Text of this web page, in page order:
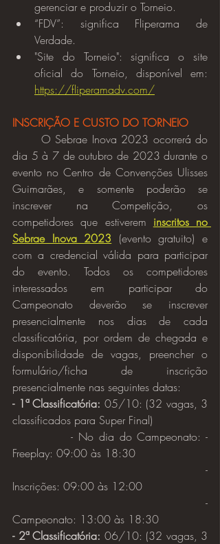
gerenciar e produzir o Torneio.
“FDV”: significa Fliperama de
Verdade.
"Site do Torneio": significa o site
https://fliperamadv.com/
INSCRIÇÃO E CUSTO DO TORNEIO
dia 5 à 7 de outubro de 2023 durante o
evento no Centro de Convenções Ulisses
Guimarães, e somente poderão se
inscrever na Competição, os
competidores que estiverem inscritos no
Sebrae Inova 2023 (evento gratuito) e
com a credencial válida para participar
do evento. Todos os competidores
interessados em participar do
Campeonato deverão se inscrever
presencialmente nos dias de cada
classificatória, por ordem de chegada e
disponibilidade de vagas, preencher o
formulário/ficha de inscrição
presencialmente nas seguintes datas:
- 1ª Classificatória: 05/10: (32 vagas, 3
classificados para Super Final)
		- No dia do Campeonato: -
Freeplay: 09:00 às 18:30
Inscrições: 09:00 às 12:00
Campeonato: 13:00 às 18:30
- 2ª Classificatória: 06/10: (32 vagas, 3